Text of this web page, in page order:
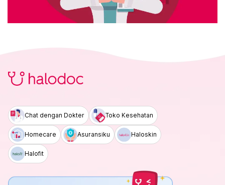
Chat dengan Dokter Toko Kesehatan
Homecare Asuransiku Haloskin
Halofit